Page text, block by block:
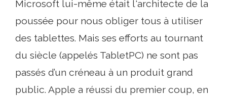
Microsoft lui-même était l'architecte de la
poussée pour nous obliger tous à utiliser
des tablettes. Mais ses efforts au tournant
du siècle (appelés TabletPC) ne sont pas
passés d’un créneau à un produit grand
public. Apple a réussi du premier coup, en